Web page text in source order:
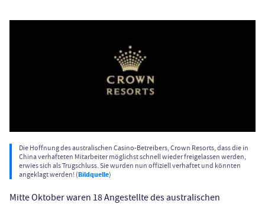
Die Hoffnung des australischen Casino-Betreibers, Crown Resorts, dass die in
China verhafteten Mitarbeiter möglichst schnell wieder freigelassen werden,
erwies sich als Trugschluss. Sie wurden nun offiziell verhaftet und könnten
angeklagt werden! (Bildquelle)
Mitte Oktober waren 18 Angestellte des australischen